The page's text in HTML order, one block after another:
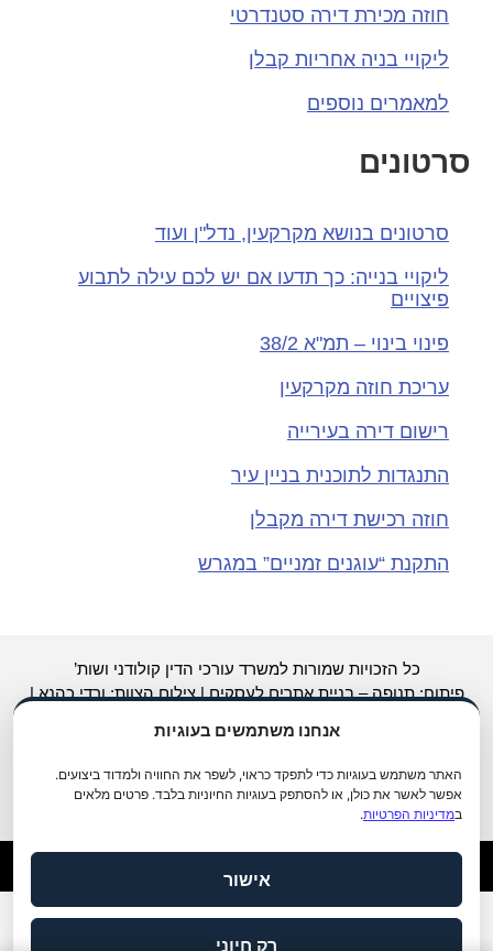
אנחנו משתמשים בעוגיות
האתר משתמש בעוגיות כדי לתפקד כראוי, לשפר את החוויה ולמדוד ביצועים.
אפשר לאשר את כולן, או להסתפק בעוגיות החיוניות בלבד. פרטים מלאים
במדיניות הפרטיות.
אישור
רק חיוני
חוזה מכירת דירה סטנדרטי
ליקויי בניה אחריות קבלן
למאמרים נוספים
סרטונים
סרטונים בנושא מקרקעין, נדל"ן ועוד
ליקויי בנייה: כך תדעו אם יש לכם עילה לתבוע
פיצויים
פינוי בינוי – תמ"א 38/2
עריכת חוזה מקרקעין
רישום דירה בעירייה
התנגדות לתוכנית בניין עיר
חוזה רכישת דירה מקבלן
התקנת “עוגנים זמניים” במגרש
כל הזכויות שמורות למשרד עורכי הדין קולודני ושות’
פיתוח: תנופה –בניית אתרים לעסקים|צילוםהצוות: ורדי כהנא |
מדיניות פרטיות|תנאי שימוש|הצהרת נגישות